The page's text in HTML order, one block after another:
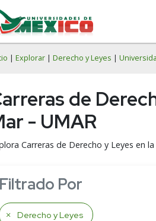
| Explorar | Derecho y Leyes |
de
- UMAR
Carreras de Derecho y Leyes en
Filtrado Por
Derecho y Leyes